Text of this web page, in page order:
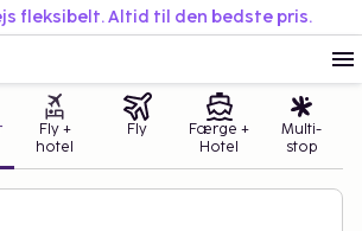
fleksibelt. Altid til den bedste pris.
Fly +
hotel
Fly
Færge +
Hotel
Multi-
stop